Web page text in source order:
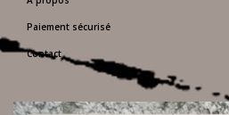
Paiement sécurisé
Contact